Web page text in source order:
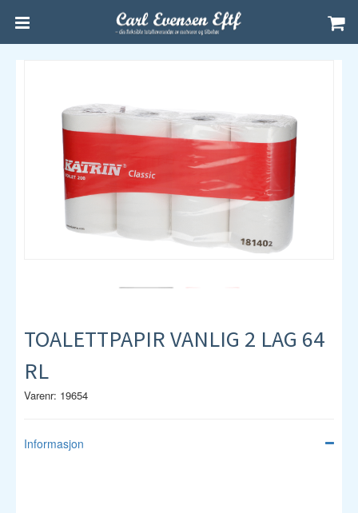
TOALETTPAPIR VANLIG 2 LAG 64
RL
Varenr: 19654
Informasjon